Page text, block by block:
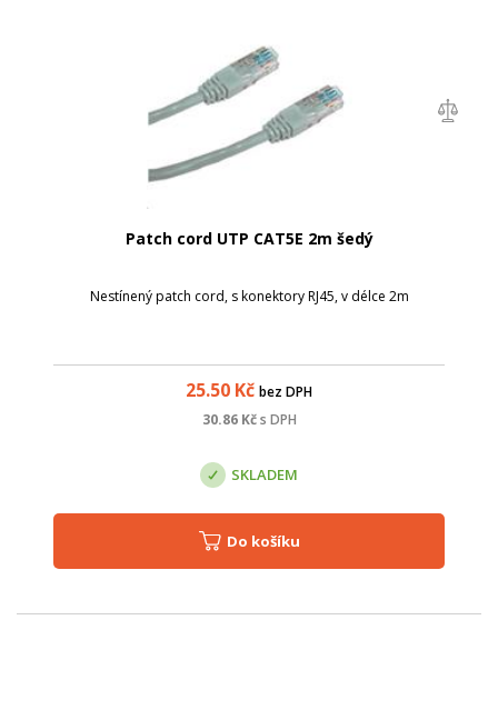
Patch cord UTP CAT5E 2m šedý
Nestínený patch cord, s konektory RJ45, v délce 2m
25.50 Kč bez DPH
30.86Kč s DPH
SKLADEM
Do košíku